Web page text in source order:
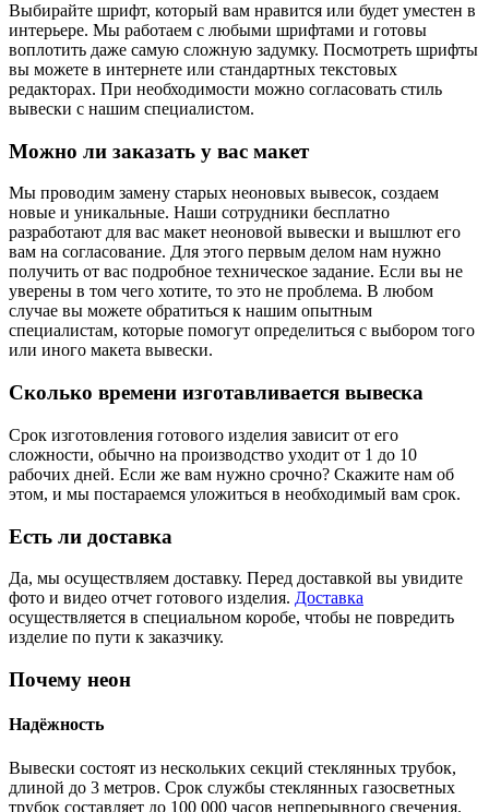
Выбирайте шрифт, который вам нравится или будет уместен в
интерьере. Мы работаем с любыми шрифтами и готовы
воплотить даже самую сложную задумку. Посмотреть шрифты
вы можете в интернете или стандартных текстовых
редакторах. При необходимости можно согласовать стиль
вывески с нашим специалистом.
Можно ли заказать у вас макет
Мы проводим замену старых неоновых вывесок, создаем
новые и уникальные. Наши сотрудники бесплатно
разработают для вас макет неоновой вывески и вышлют его
вам на согласование. Для этого первым делом нам нужно
получить от вас подробное техническое задание. Если вы не
уверены в том чего хотите, то это не проблема. В любом
случае вы можете обратиться к нашим опытным
специалистам, которые помогут определиться с выбором того
или иного макета вывески.
Сколько времени изготавливается вывеска
Срок изготовления готового изделия зависит от его
сложности, обычно на производство уходит от 1 до 10
рабочих дней. Если же вам нужно срочно? Скажите нам об
этом, и мы постараемся уложиться в необходимый вам срок.
Есть ли доставка
Да, мы осуществляем доставку. Перед доставкой вы увидите
фото и видео отчет готового изделия. Доставка
осуществляется в специальном коробе, чтобы не повредить
изделие по пути к заказчику.
Почему неон
Надёжность
Вывески состоят из нескольких секций стеклянных трубок,
длиной до 3 метров. Срок службы стеклянных газосветных
трубок составляет до 100 000 часов непрерывного свечения.